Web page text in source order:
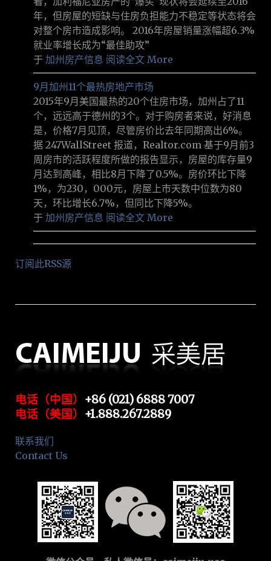
年，但房屋的短缺与住房负担能力不稳定等状态将会
对整个房市造成影响。 2016年房屋销量涨幅超6.3%
就业率增长成为“最佳助攻”
于 加州房产信息 阅读全文 More
9月加州11个最热房地产市场
2015年9月美国最热的20个住房市场，加州占了11
个，远远高于德州的3个。对于购房者来说，好消息
是，价格7月见顶，尽管房价比去年同期高出6%。
据 247WallStreet 报道，Realtor.com 基于9月前3
周房市的活跃程度所做的报告显示，房屋的库存量9
月达到高峰，相比8月下降了0.5%。房价环比下降
1%，为230，000元，房屋上市天数中位数为80
天，环比增长6.7%，但同比下降5%。
于 加州房产信息 阅读全文 More
订阅此RSS源
电话（中国） +86 (021) 6888 7007
电话（美国） +1.888.267.2889
联系我们
Contact Us